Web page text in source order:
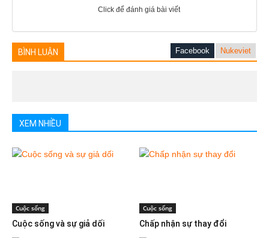
Click để đánh giá bài viết
Facebook Nukeviet
BÌNH LUẬN
XEM NHIỀU
Cuộc sống
Cuộc sống và sự giả dối
Cuộc sống
Chấp nhận sự thay đổi